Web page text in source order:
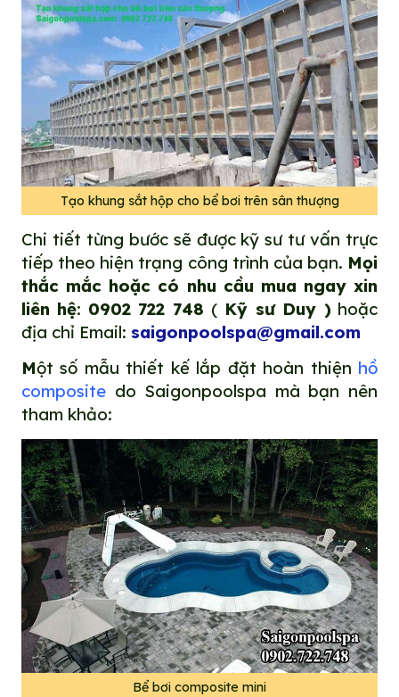
Tạo khung sắt hộp cho bể bơi trên sân thượng
Chi tiết từng bước sẽ được kỹ sư tư vấn trực
tiếp theo hiện trạng công trình của bạn. Mọi
thắc mắc hoặc có nhu cầu mua ngay xin
liên hệ: 0902 722 748 (Kỹ sư Duy ) hoặc
địa chỉ Email: saigonpoolspa@gmail.com
Một số mẫu thiết kế lắp đặt hoàn thiện hồ
compositedo Saigonpoolspa mà bạn nên
tham khảo:
Bể bơi composite mini